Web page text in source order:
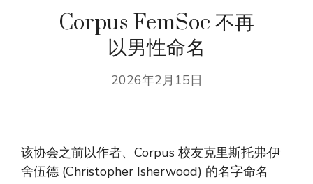
Corpus FemSoc 不再
以男性命名
2026年2月15日
该协会之前以作者、Corpus 校友克里斯托弗·伊
舍伍德 (Christopher Isherwood) 的名字命名